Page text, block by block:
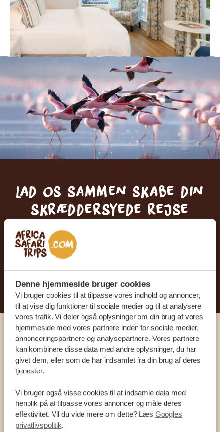
Denne hjemmeside bruger cookies
Vi bruger cookies til at tilpasse vores indhold og annoncer,
til at vise dig funktioner til sociale medier og til at analysere
vores trafik. Vi deler også oplysninger om din brug af vores
hjemmeside med vores partnere inden for sociale medier,
annonceringspartnere og analysepartnere. Vores partnere
kan kombinere disse data med andre oplysninger, du har
givet dem, eller som de har indsamlet fra din brug af deres
tjenester.
Vi bruger også visse cookies til at indsamle data med
henblik på at tilpasse vores annoncer og måle deres
effektivitet. Vil du vide mere om dette? Læs Googles
privatlivspolitik.
Lad os sammen skabe din
skræddersyede rejse
FÅ ET GRATIS OG UFORPLIGTENDE TILBUD
BEGYND AT PLANLÆGGE DIN
Ring til en ekspert
VORES SPECIALISTER ER HER FOR AT
DA:+45 89 88 83 62